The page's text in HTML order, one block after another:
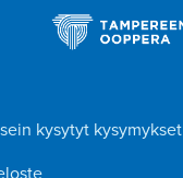
kysytyt kysymykset